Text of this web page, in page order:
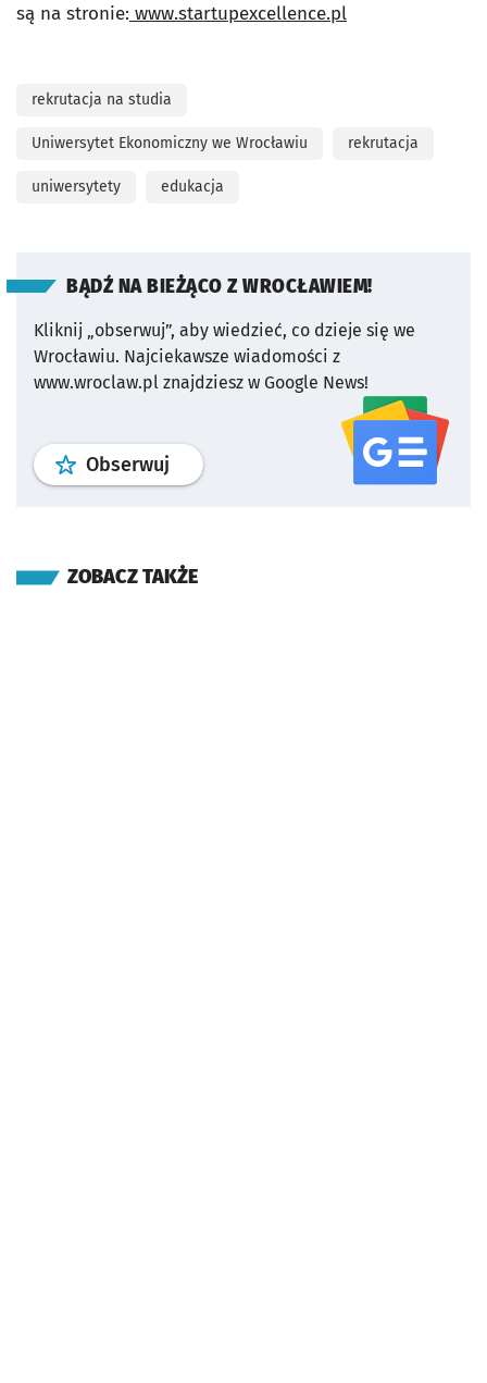
są na stronie: www.startupexcellence.pl
rekrutacja na studia
Uniwersytet Ekonomiczny we Wrocławiu rekrutacja
uniwersytety edukacja
BĄDŹ NA BIEŻĄCO Z WROCŁAWIEM!
Kliknij „obserwuj”, aby wiedzieć, co dzieje się we
Wrocławiu. Najciekawsze wiadomości z
www.wroclaw.pl znajdziesz w Google News!
Obserwuj profil serwisu
ZOBACZ TAKŻE